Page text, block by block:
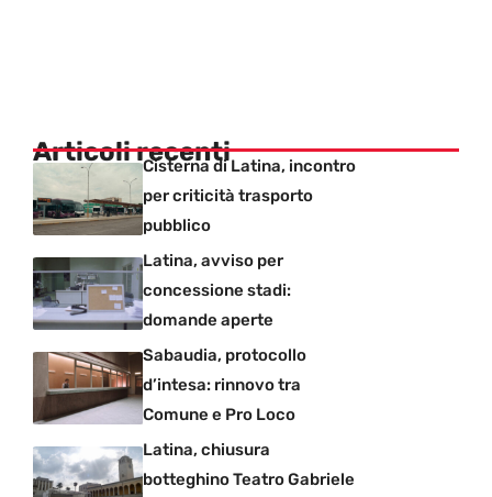
Articoli recentiCisterna di Latina, incontro
per criticità trasporto
pubblico
Latina, avviso per
concessione stadi:
domande aperte
Sabaudia, protocollo
d’intesa: rinnovo tra
Comune e Pro Loco
Latina, chiusura
botteghino Teatro Gabriele